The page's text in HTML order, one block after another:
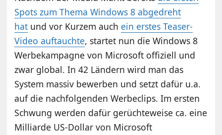
Spots zum Thema Windows 8 abgedreht
hat und vor Kurzem auch ein erstes Teaser-
Video auftauchte, startet nun die Windows 8
Werbekampagne von Microsoft offiziell und
zwar global. In 42 Ländern wird man das
System massiv bewerben und setzt dafür u.a.
auf die nachfolgenden Werbeclips. Im ersten
Schwung werden dafür gerüchteweise ca. eine
Milliarde US-Dollar von Microsoft